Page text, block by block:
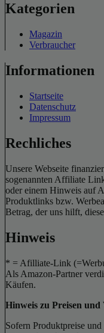
Kategorien
Magazin
Verbraucher
Informationen
Startseite
Datenschutz
Impressum
Rechliches
Unsere Webseite
sogenannten Affiliate
oder einem Hinweis auf
Produktlinks bzw.
Betrag, der uns hilft,
Hinweis
* = Afilliate-Link
Als Amazon-Partner
Käufen.
Hinweis zu Preisen
Sofern Produktpreise